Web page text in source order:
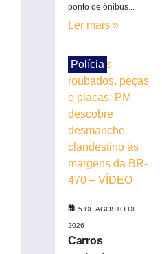
Carros
roubados,
peças
placas:
descobre
desmanche
clandestino
margens
ponto de ônibus...
Ler mais »
Polícia
5 DE AGOSTO DE
2026
Carros